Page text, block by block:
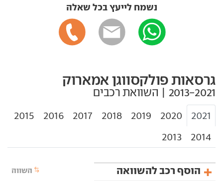
נשמח לייעץ בכל שאלה
גרסאות פולקסווגן אמארוק
2021
2020
2019
2018
2017
2016
2015
2014
2013
הוסף רכב להשוואה השווה